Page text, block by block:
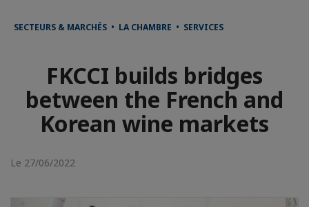
SECTEURS & MARCHÉS • LA CHAMBRE • SERVICES
FKCCI builds bridges
between the French and
Korean wine markets
Le 27/06/2022